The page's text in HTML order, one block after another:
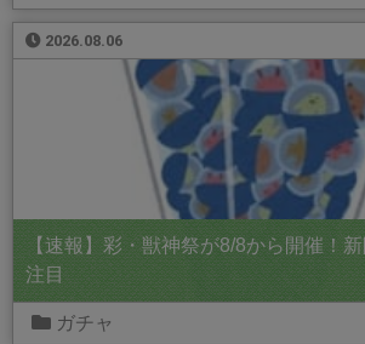
2026.08.06
【速報】彩・獣神祭が8/8から開催！
注目
ガチャ